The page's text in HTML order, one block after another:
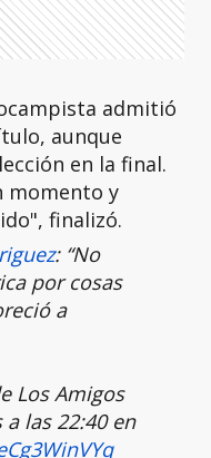
admitió
aunque
en la final.
momento y
finalizó.
: “No
por cosas
a
Los Amigos
a las 22:40 en